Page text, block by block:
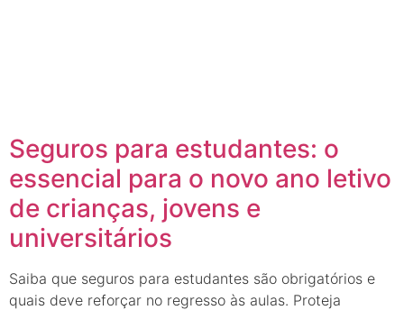
Seguros para estudantes: o
essencial para o novo ano letivo
de crianças, jovens e
universitários
Saiba que seguros para estudantes são obrigatórios e
quais deve reforçar no regresso às aulas. Proteja